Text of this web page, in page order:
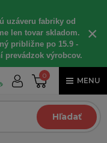
uzáveru fabriky od
len tovar skladom.
približne po 15.9 -
prevádzok výrobcov.
×
0
MENU
Hľadať